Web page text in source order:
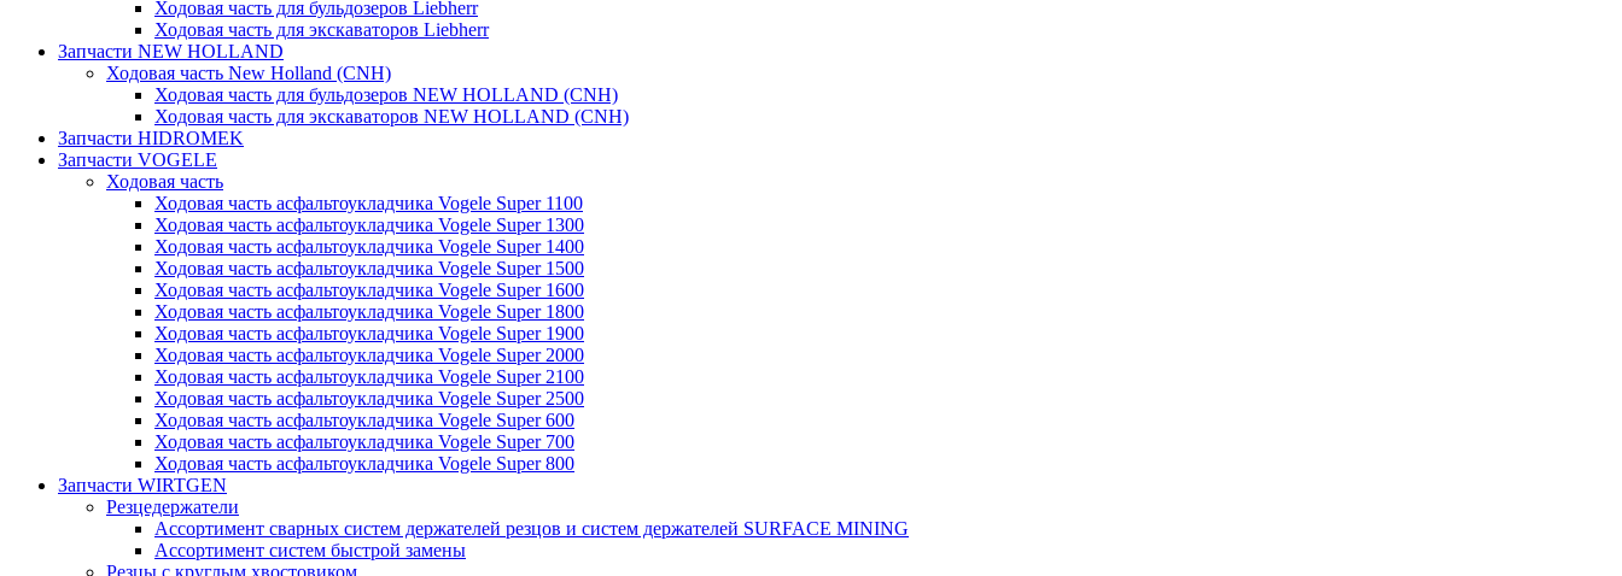
Ходовая часть для бульдозеров Liebherr
Ходовая часть для экскаваторов Liebherr
Запчасти NEW HOLLAND
Ходовая часть New Holland (CNH)
Ходовая часть для бульдозеров NEW HOLLAND (CNH)
Ходовая часть для экскаваторов NEW HOLLAND (CNH)
Запчасти HIDROMEK
Запчасти VOGELE
Ходовая часть
Ходовая часть асфальтоукладчика Vogele Super 1100
Ходовая часть асфальтоукладчика Vogele Super 1300
Ходовая часть асфальтоукладчика Vogele Super 1400
Ходовая часть асфальтоукладчика Vogele Super 1500
Ходовая часть асфальтоукладчика Vogele Super 1600
Ходовая часть асфальтоукладчика Vogele Super 1800
Ходовая часть асфальтоукладчика Vogele Super 1900
Ходовая часть асфальтоукладчика Vogele Super 2000
Ходовая часть асфальтоукладчика Vogele Super 2100
Ходовая часть асфальтоукладчика Vogele Super 2500
Ходовая часть асфальтоукладчика Vogele Super 600
Ходовая часть асфальтоукладчика Vogele Super 700
Ходовая часть асфальтоукладчика Vogele Super 800
Запчасти WIRTGEN
Резцедержатели
Ассортимент сварных систем держателей резцов и систем держателей SURFACE MINING
Ассортимент систем быстрой замены
Резцы с круглым хвостовиком